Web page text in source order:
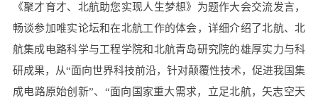
《聚才育才、北航助您实现人生梦想》为题作大会交流发言，
畅谈参加唯实论坛和在北航工作的体会，详细介绍了北航、北
航集成电路科学与工程学院和北航青岛研究院的雄厚实力与科
研成果，从“面向世界科技前沿，针对颠覆性技术，促进我国集
成电路原始创新”、“面向国家重大需求，立足北航，矢志空天